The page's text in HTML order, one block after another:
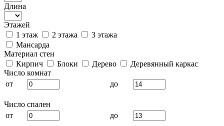
Длина
Этажей
1 этаж
2 этажа
3 этажа
Мансарда
Материал стен
Кирпич
Блоки Дерево
Деревянный каркас
Число комнат
от
до
Число спален
от
до